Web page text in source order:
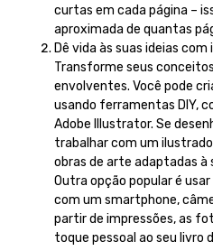
curtas em cada página –
aproximada de quantas
Dê vida às suas ideias
Transforme seus
envolventes. Você pode
usando ferramentas DIY,
Adobe Illustrator. Se
trabalhar com um
obras de arte adaptadas à
Outra opção popular é
com um smartphone,
partir de impressões, as
toque pessoal ao seu livro